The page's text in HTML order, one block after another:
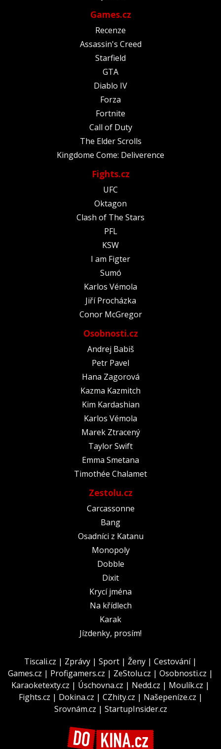
Games.cz
Recenze
Assassin's Creed
Starfield
GTA
Diablo IV
Forza
Fortnite
Call of Duty
The Elder Scrolls
Kingdome Come: Deliverence
Fights.cz
UFC
Oktagon
Clash of The Stars
PFL
KSW
I am Figter
Sumó
Karlos Vémola
Jiří Procházka
Conor McGregor
Osobnosti.cz
Andrej Babiš
Petr Pavel
Hana Zagorová
Kazma Kazmitch
Kim Kardashian
Karlos Vémola
Marek Ztracený
Taylor Swift
Emma Smetana
Timothée Chalamet
Zestolu.cz
Carcassonne
Bang
Osadníci z Katanu
Monopoly
Dobble
Dixit
Krycí jména
Na křídlech
Karak
Jízdenky, prosím!
Tiscali.cz | Zprávy | Sport | Ženy | Cestování|
Games.cz | Profigamers.cz | ZeStolu.cz | Osobnosti.cz |
Karaoketexty.cz | Úschovna.cz | Nedd.cz | Moulík.cz |
Fights.cz | Dokina.cz | CZhity.cz | Našepeníze.cz |
Srovnám.cz | StartupInsider.cz